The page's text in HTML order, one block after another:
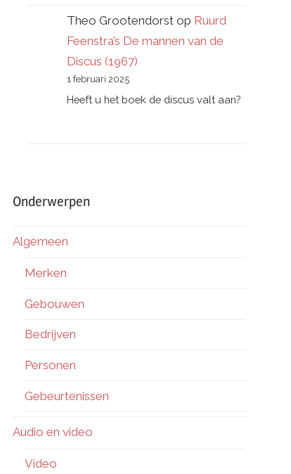
Theo Grootendorstop Ruurd
Feenstra’s De mannen van de
Discus (1967)
1 februari 2025
Heeft u het boek de discus valt aan?
Onderwerpen
Algemeen
Merken
Gebouwen
Bedrijven
Personen
Gebeurtenissen
Audio en video
Video